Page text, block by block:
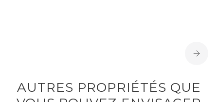
AUTRES PROPRIÉTÉS QUE